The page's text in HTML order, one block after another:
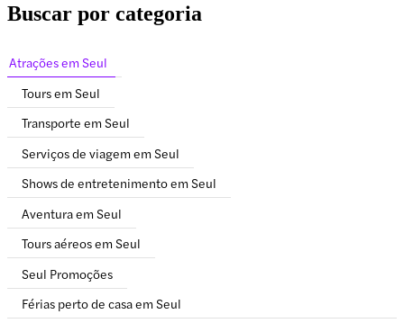
Buscar por categoria
Atrações em Seul
Tours em Seul
Transporte em Seul
Serviços de viagem em Seul
Shows de entretenimento em Seul
Aventura em Seul
Tours aéreos em Seul
Seul Promoções
Férias perto de casa em Seul